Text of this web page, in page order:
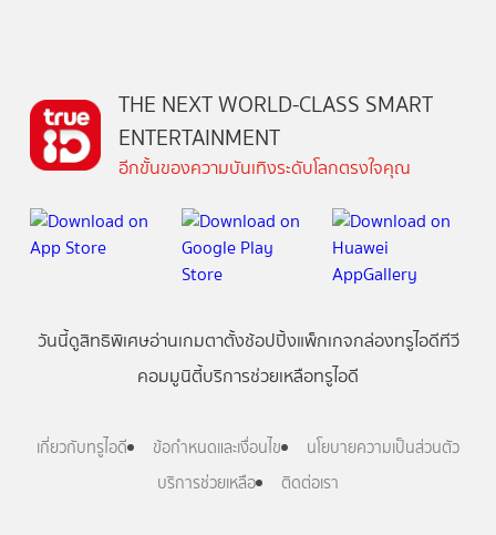
THE NEXT WORLD-CLASS SMART
ENTERTAINMENT
อีกขั้นของความบันเทิงระดับโลกตรงใจคุณ
วันนี้ดูสิทธิพิเศษอ่านเกมตาตั้งช้อปปิ้งแพ็กเกจกล่องทรูไอดีทีวี
คอมมูนิตี้บริการช่วยเหลือทรูไอดี
เกี่ยวกับทรูไอดี ข้อกำหนดและเงื่อนไข
นโยบายความเป็นส่วนตัว
บริการช่วยเหลือ
ติดต่อเรา